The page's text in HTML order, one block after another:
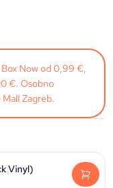
Now od 0,99 €,
€. Osobno
Zagreb.
Vinyl)